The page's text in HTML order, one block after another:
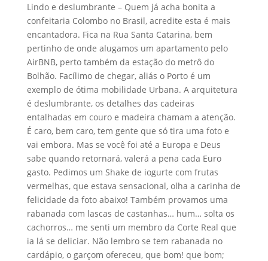
Lindo e deslumbrante – Quem já acha bonita a
confeitaria Colombo no Brasil, acredite esta é mais
encantadora. Fica na Rua Santa Catarina, bem
pertinho de onde alugamos um apartamento pelo
AirBNB, perto também da estação do metrô do
Bolhão. Facílimo de chegar, aliás o Porto é um
exemplo de ótima mobilidade Urbana. A arquitetura
é deslumbrante, os detalhes das cadeiras
entalhadas em couro e madeira chamam a atenção.
É caro, bem caro, tem gente que só tira uma foto e
vai embora. Mas se você foi até a Europa e Deus
sabe quando retornará, valerá a pena cada Euro
gasto. Pedimos um Shake de iogurte com frutas
vermelhas, que estava sensacional, olha a carinha de
felicidade da foto abaixo! Também provamos uma
rabanada com lascas de castanhas… hum… solta os
cachorros… me senti um membro da Corte Real que
ia lá se deliciar. Não lembro se tem rabanada no
cardápio, o garçom ofereceu, que bom! que bom;